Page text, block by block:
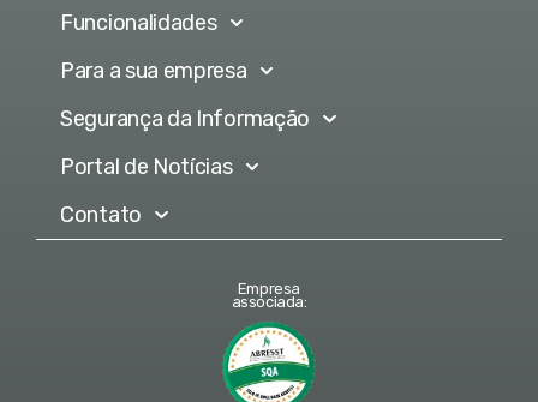
Funcionalidades
Para a sua empresa
Segurança da Informação
Portal de Notícias
Contato
Empresa
associada: